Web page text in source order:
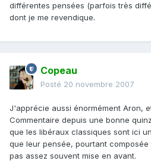
différentes pensées (parfois très
dont je me revendique.
Copeau
Posté 20 novembre 2007
J'apprécie aussi énormément Aron,
Commentaire depuis une bonne
que les libéraux classiques sont ici
que leur pensée, pourtant
pas assez souvent mise en avant.